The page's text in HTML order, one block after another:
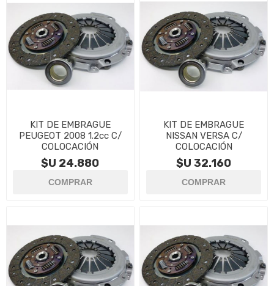
KIT DE EMBRAGUE
PEUGEOT 2008 1.2cc C/
COLOCACIÓN
$U 24.880
KIT DE EMBRAGUE
NISSAN VERSA C/
COLOCACIÓN
$U 32.160